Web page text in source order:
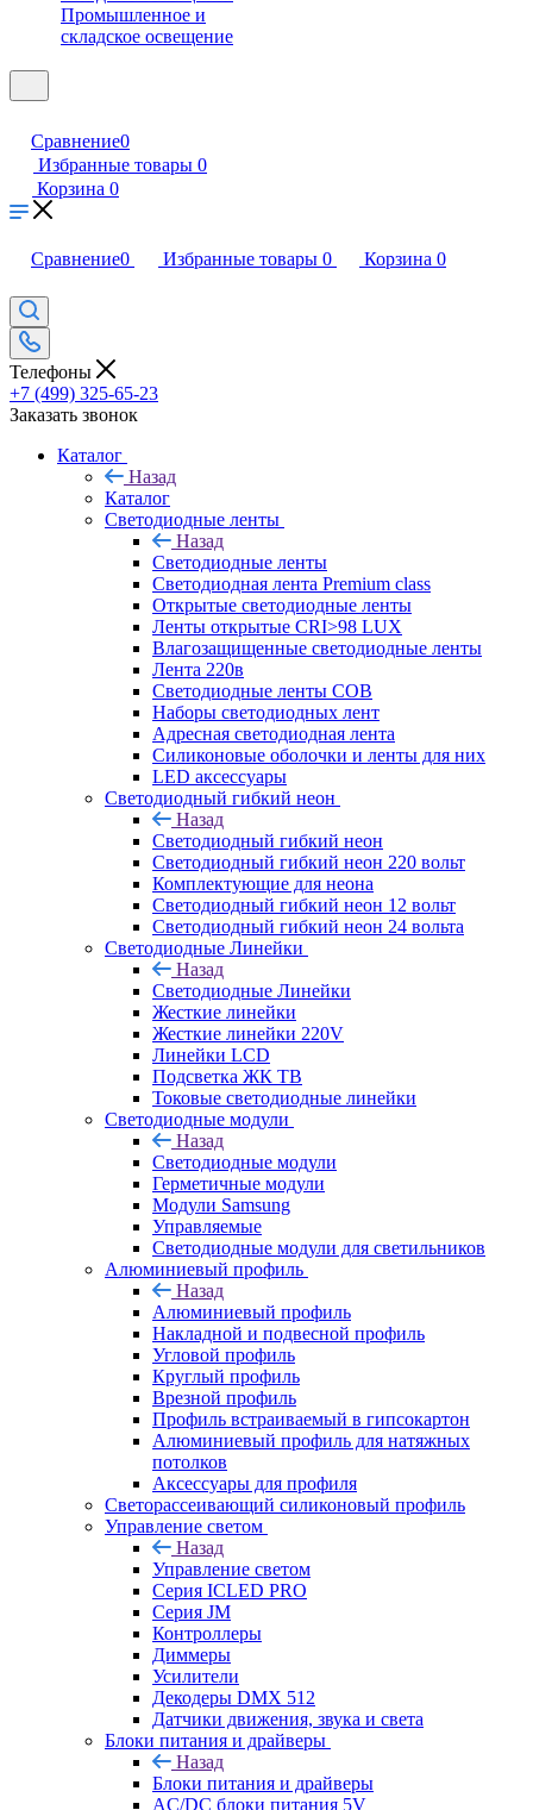
Промышленное и
складское освещение
Сравнение0
Избранные товары 0
Корзина 0
Сравнение0 Избранные товары 0 Корзина 0
Телефоны
+7 (499) 325-65-23
Заказать звонок
Каталог
Назад
Каталог
Светодиодные ленты
Назад
Светодиодные ленты
Светодиодная лента Premium class
Открытые светодиодные ленты
Ленты открытые CRI>98 LUX
Влагозащищенные светодиодные ленты
Лента 220в
Светодиодные ленты COB
Наборы светодиодных лент
Адресная светодиодная лента
Силиконовые оболочки и ленты для них
LED аксессуары
Светодиодный гибкий неон
Назад
Светодиодный гибкий неон
Светодиодный гибкий неон 220 вольт
Комплектующие для неона
Светодиодный гибкий неон 12 вольт
Светодиодный гибкий неон 24 вольта
Светодиодные Линейки
Назад
Светодиодные Линейки
Жесткие линейки
Жесткие линейки 220V
Линейки LCD
Подсветка ЖК ТВ
Токовые светодиодные линейки
Светодиодные модули
Назад
Светодиодные модули
Герметичные модули
Модули Samsung
Управляемые
Светодиодные модули для светильников
Алюминиевый профиль
Назад
Алюминиевый профиль
Накладной и подвесной профиль
Угловой профиль
Круглый профиль
Врезной профиль
Профиль встраиваемый в гипсокартон
Алюминиевый профиль для натяжных
потолков
Аксессуары для профиля
Светорассеивающий силиконовый профиль
Управление светом
Назад
Управление светом
Серия ICLED PRO
Серия JM
Контроллеры
Диммеры
Усилители
Декодеры DMX 512
Датчики движения, звука и света
Блоки питания и драйверы
Назад
Блоки питания и драйверы
AC/DC блоки питания 5V